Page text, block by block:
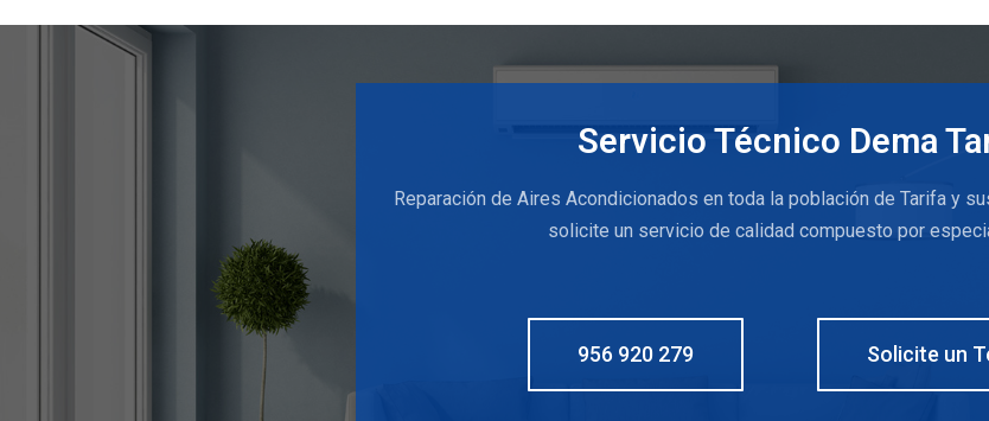
Servicio Técnico Dema
Reparación de Aires Acondicionados en toda la población de Tarifa y
solicite un servicio de calidad compuesto por
956 920 279 Solicite un